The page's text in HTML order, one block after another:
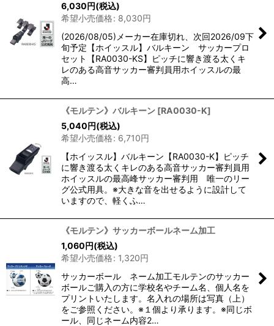
6,030円(税込)
希望小売価格: 8,030円
(2026/08/05)メーカー在庫切れ、次回2026/09下
旬予定【ホイッスル】バルキーン サッカープロ
セット【RA0030-KS】ピッチに響き渡る太くキ
レのある高音サッカー審判員用ホイッスルの最
高…
《モルテン》バルキーン [RA0030-K]
5,040円(税込)
希望小売価格: 6,710円
【ホイッスル】バルキーン【RA0030-K】ピッチ
に響き渡る太くキレのある高音サッカー審判員用
ホイッスルの最高峰サッカー審判用 唯一のリー
グ公式用具。※大きな音を出せるように設計して
いますので、軽くふ…
《モルテン》サッカーボールネーム加工
1,060円(税込)
希望小売価格: 1,320円
サッカーボール ネーム加工モルテンのサッカー
ボールご購入の方に学校名やチーム名、個人名を
プリントいたします。名入れの場所は写真（上）
をご参照ください。※１個より承ります。※同じボ
ール、同じネーム内容2…